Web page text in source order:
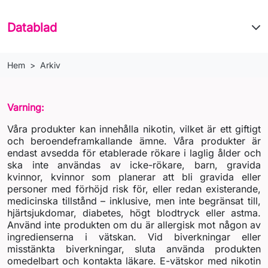
Datablad
Hem Arkiv
Varning:
Våra produkter kan innehålla nikotin, vilket är ett giftigt
och beroendeframkallande ämne. Våra produkter är
endast avsedda för etablerade rökare i laglig ålder och
ska inte användas av icke-rökare, barn, gravida
kvinnor, kvinnor som planerar att bli gravida eller
personer med förhöjd risk för, eller redan existerande,
medicinska tillstånd – inklusive, men inte begränsat till,
hjärtsjukdomar, diabetes, högt blodtryck eller astma.
Använd inte produkten om du är allergisk mot någon av
ingredienserna i vätskan. Vid biverkningar eller
misstänkta biverkningar, sluta använda produkten
omedelbart och kontakta läkare. E-vätskor med nikotin